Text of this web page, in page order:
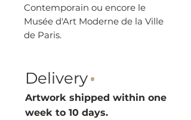
Contemporain ou encore le
Musée d'Art Moderne de la Ville
de Paris.
Delivery·
Artwork shipped within one
week to 10 days.